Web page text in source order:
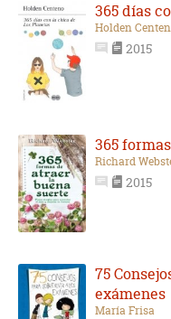
365 días
Holden
2015
365
Richard
2015
75
exámenes
María Frisa